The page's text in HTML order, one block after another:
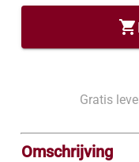
shopping_cart
Gratis
Omschrijving